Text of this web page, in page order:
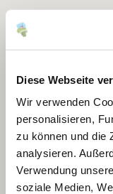
Diese Webseite
Wir verwenden
personalisieren,
zu können und die
analysieren.
Verwendung
soziale Medien,